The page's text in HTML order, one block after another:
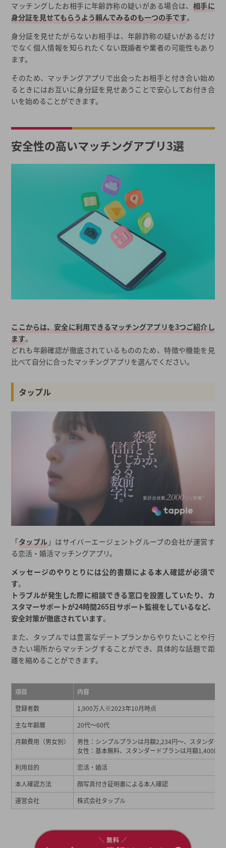
マッチングしたお相手に年齢詐称の疑いがある場合は、 相手に
身分証を見せてもらうよう頼んでみるのも一つの手です。
身分証を見せたがらないお相手は、年齢詐称の疑いがあるだけ
でなく個人情報を知られたくない既婚者や業者の可能性もあり
ます。
そのため、マッチングアプリで出会ったお相手と付き合い始め
るときにはお互いに身分証を見せあうことで安心してお付き合
いを始めることができます。
安全性の高いマッチングアプリ3選
ここからは、安全に利用できるマッチングアプリを3つご紹介し
ます。
どれも年齢確認が徹底されているもののため、特徴や機能を見
比べて自分に合ったマッチングアプリを選んでください。
タップル
「タップル 」はサイバーエージェントグループの会社が運営す
る恋活・婚活マッチングアプリ。
メッセージのやりとりには公的書類による本人確認が必須で
す。
トラブルが発生した際に相談できる窓口を設置していたり、カ
スタマーサポートが24時間265日サポート監視をしているなど、
安全対策が徹底されています。
また、タップルでは豊富なデートプランからやりたいことや行
きたい場所からマッチングすることができ、具体的な話題で距
離を縮めることができます。
項目
内容
登録者数
1,900万人※2023年10月時点
主な年齢層
20代～60代
月額費用（男女別）
男性：シンプルプランは月額2,234円〜、スタンダー
女性：基本無料、スタンダードプランは月額1,400円～
利用目的
恋活・婚活
本人確認方法
顔写真付き証明書による本人確認
運営会社
株式会社タップル
＼ 無料 ／